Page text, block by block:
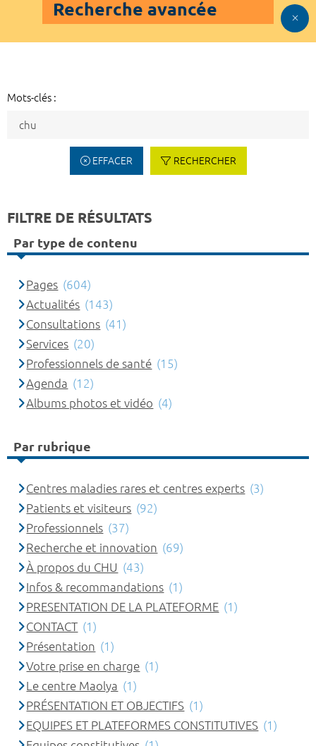
Recherche avancée
Mots-clés :
EFFACER RECHERCHER
FILTRE DE RÉSULTATS
Par type de contenu
Pages (604)
Actualités (143)
Consultations (41)
Services (20)
Professionnels de santé (15)
Agenda (12)
Albums photos et vidéo (4)
Par rubrique
Centres maladies rares et centres experts (3)
Patients et visiteurs (92)
Professionnels (37)
Recherche et innovation (69)
À propos du CHU (43)
Infos & recommandations (1)
PRESENTATION DE LA PLATEFORME (1)
CONTACT (1)
Présentation (1)
Votre prise en charge (1)
Le centre Maolya (1)
PRÉSENTATION ET OBJECTIFS (1)
EQUIPES ET PLATEFORMES CONSTITUTIVES (1)